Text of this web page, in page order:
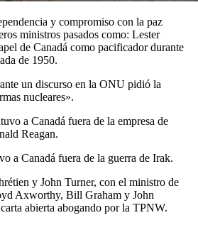
y compromiso con la paz
ministros pasados como: Lester
de Canadá como pacificador durante
de 1950.
un discurso en la ONU pidió la
nucleares».
a Canadá fuera de la empresa de
Reagan.
a Canadá fuera de la guerra de Irak.
y John Turner, con el ministro de
Axworthy, Bill Graham y John
abierta abogando por la TPNW.